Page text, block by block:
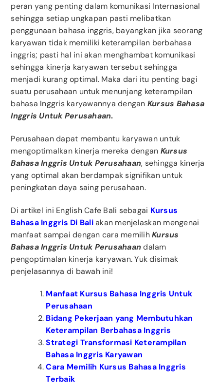
peran yang penting dalam komunikasi Internasional
sehingga setiap ungkapan pasti melibatkan
penggunaan bahasa inggris, bayangkan jika seorang
karyawan tidak memiliki keterampilan berbahasa
inggris; pasti hal ini akan menghambat komunikasi
sehingga kinerja karyawan tersebut sehingga
menjadi kurang optimal. Maka dari itu penting bagi
suatu perusahaan untuk menunjang keterampilan
bahasa Inggris karyawannya dengan Kursus Bahasa
Inggris Untuk Perusahaan.
Perusahaan dapat membantu karyawan untuk
mengoptimalkan kinerja mereka dengan Kursus
Bahasa Inggris Untuk Perusahaan, sehingga kinerja
yang optimal akan berdampak signifikan untuk
peningkatan daya saing perusahaan.
Di artikel ini English Cafe Bali sebagai Kursus
Bahasa Inggris Di Baliakan menjelaskan mengenai
manfaat sampai dengan cara memilihKursus
Bahasa Inggris Untuk Perusahaan dalam
pengoptimalan kinerja karyawan. Yuk disimak
penjelasannya di bawah ini!
Manfaat Kursus Bahasa Inggris Untuk
Perusahaan
Bidang Pekerjaan yang Membutuhkan
Keterampilan Berbahasa Inggris
Strategi Transformasi Keterampilan
Bahasa Inggris Karyawan
Cara Memilih Kursus Bahasa Inggris
Terbaik